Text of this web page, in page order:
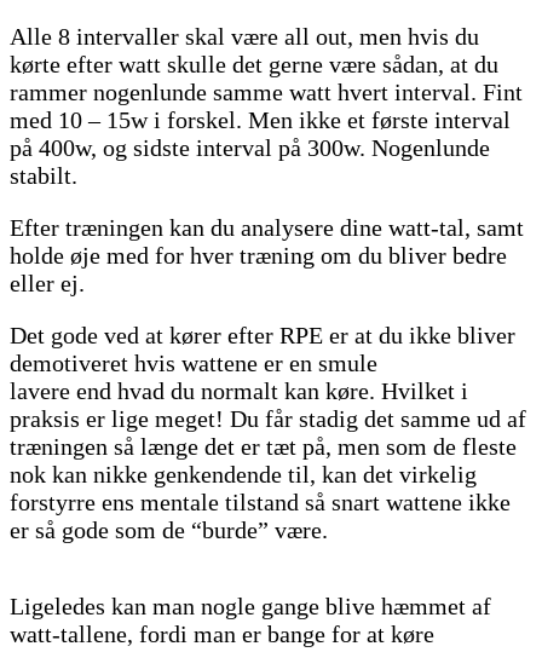
Alle 8 intervaller skal være all out, men hvis du
kørte efter watt skulle det gerne være sådan, at du
rammer nogenlunde samme watt hvert interval. Fint
med 10 – 15w i forskel. Men ikke et første interval
på 400w, og sidste interval på 300w. Nogenlunde
stabilt.
Efter træningen kan du analysere dine watt-tal, samt
holde øje med for hver træning om du bliver bedre
eller ej.
Det gode ved at kører efter RPE er at du ikke bliver
demotiveret hvis wattene er en smule
lavere end hvad du normalt kan køre. Hvilket i
praksis er lige meget! Du får stadig det samme ud af
træningen så længe det er tæt på, men som de fleste
nok kan nikke genkendende til, kan det virkelig
forstyrre ens mentale tilstand så snart wattene ikke
er så gode som de “burde” være.
Ligeledes kan man nogle gange blive hæmmet af
watt-tallene, fordi man er bange for at køre